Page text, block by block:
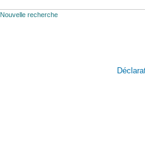
Nouvelle recherche